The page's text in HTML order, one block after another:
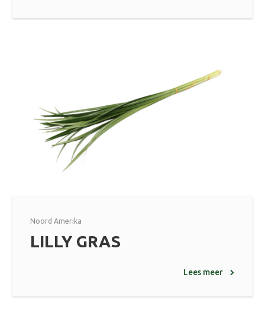
Noord Amerika
LILLY GRAS
Lees meer